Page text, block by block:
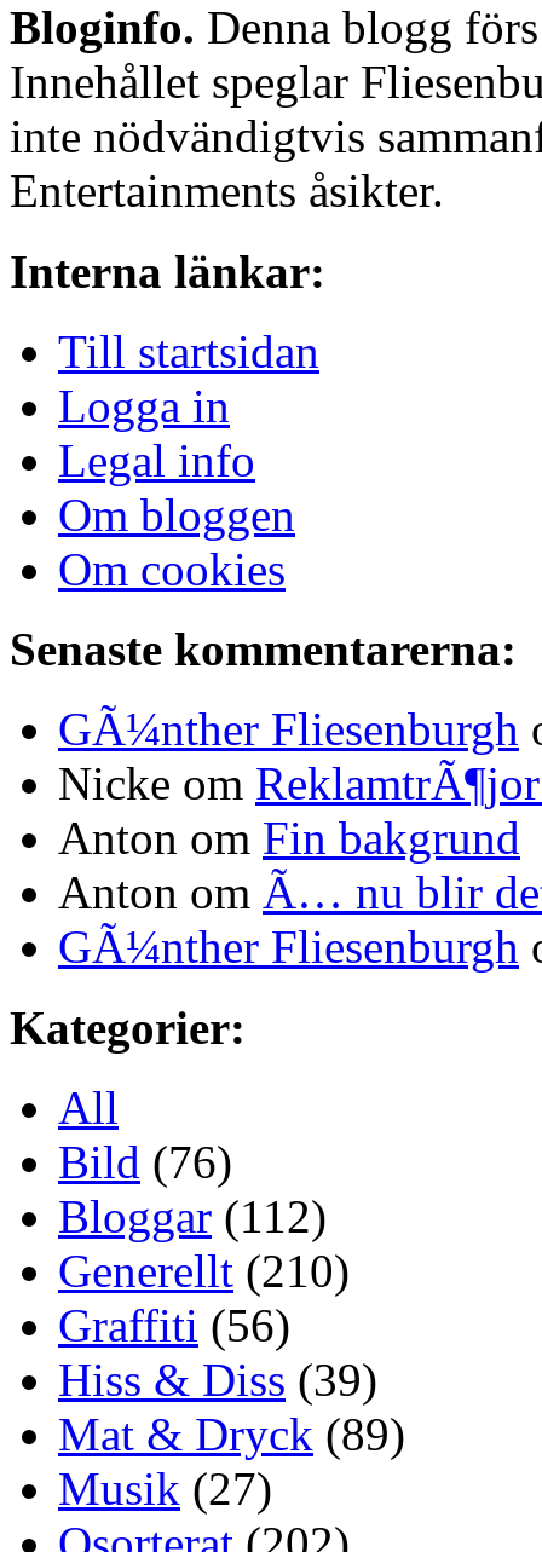
Bloginfo. Denna blogg
Innehållet speglar
inte nödvändigtvis
Entertainments åsikter.
Interna länkar:
Till startsidan
Logga in
Legal info
Om bloggen
Om cookies
Senaste kommentarerna:
GÃ¼nther Fliesenburgh
Nicke om
Anton om Fin bakgrund
Anton om Ã… nu blir
GÃ¼nther Fliesenburgh
Kategorier:
All
Bild (76)
Bloggar (112)
Generellt (210)
Graffiti (56)
Hiss & Diss (39)
Mat & Dryck (89)
Musik (27)